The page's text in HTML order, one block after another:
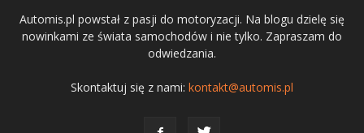
Automis.pl powstał z pasji do motoryzacji. Na blogu dzielę się
nowinkami ze świata samochodów i nie tylko. Zapraszam do
odwiedzania.
Skontaktuj się z nami: kontakt@automis.pl